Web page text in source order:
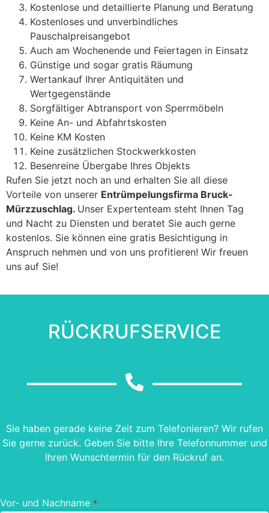
Kostenlose und detaillierte Planung und Beratung
Kostenloses und unverbindliches
Pauschalpreisangebot
Auch am Wochenende und Feiertagen in Einsatz
Günstige und sogar gratis Räumung
Wertankauf Ihrer Antiquitäten und
Wertgegenstände
Sorgfältiger Abtransport von Sperrmöbeln
Keine An- und Abfahrtskosten
Keine KM Kosten
Keine zusätzlichen Stockwerkkosten
Besenreine Übergabe Ihres Objekts
Rufen Sie jetzt noch an und erhalten Sie all diese
Vorteile von unserer Entrümpelungsfirma Bruck-
Mürzzuschlag. Unser Expertenteam steht Ihnen Tag
und Nacht zu Diensten und beratet Sie auch gerne
kostenlos. Sie können eine gratis Besichtigung in
Anspruch nehmen und von uns profitieren! Wir freuen
uns auf Sie!
RÜCKRUFSERVICE
Sie haben gerade keine Zeit zum Telefonieren? Wir rufen
Sie gerne zurück. Geben Sie bitte Ihre Telefonnummer und
Ihren Wunschtermin für den Rückruf an.
Vor- und Nachname *